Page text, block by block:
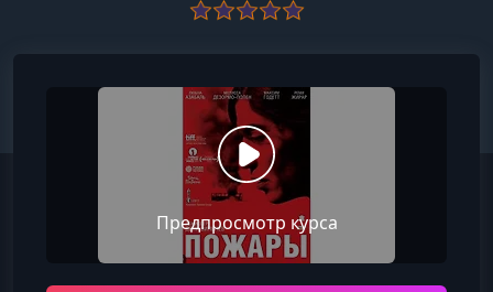
Предпросмотр курса